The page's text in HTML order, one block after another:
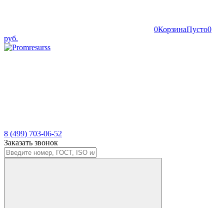
0КорзинаПусто0
руб.
8 (499) 703-06-52
Заказать звонок